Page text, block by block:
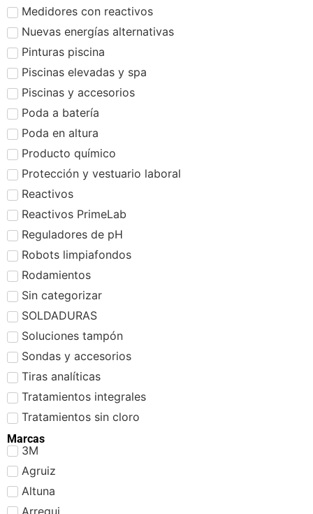
Medidores con reactivos
Nuevas energías alternativas
Pinturas piscina
Piscinas elevadas y spa
Piscinas y accesorios
Poda a batería
Poda en altura
Producto químico
Protección y vestuario laboral
Reactivos
Reactivos PrimeLab
Reguladores de pH
Robots limpiafondos
Rodamientos
Sin categorizar
SOLDADURAS
Soluciones tampón
Sondas y accesorios
Tiras analíticas
Tratamientos integrales
Tratamientos sin cloro
Marcas
3M
Agruiz
Altuna
Arregui